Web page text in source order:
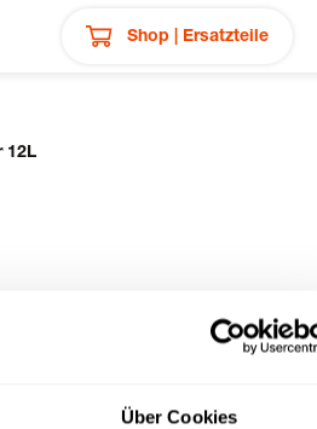
Über Cookies
Shop | Ersatzteile
12L